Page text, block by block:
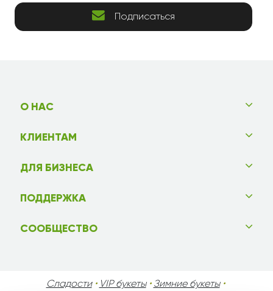
Подписаться
О НАС
КЛИЕНТАМ
ДЛЯ БИЗНЕСА
ПОДДЕРЖКА
СООБЩЕСТВО
Сладости• VIP букеты• Зимние букеты•